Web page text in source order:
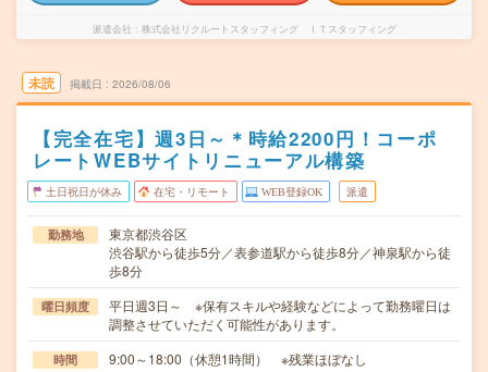
派遣会社 株式会社リクルートスタッフィング ＩＴスタッフィング
未読 掲載日 2026/08/06
【完全在宅】週3日～＊時給2200円！コーポ
レートWEBサイトリニューアル構築
土日祝日が休み 在宅・リモート WEB登録OK 派遣
勤務地
東京都渋谷区
渋谷駅から徒歩5分／表参道駅から徒歩8分／神泉駅から徒
歩8分
曜日頻度
平日週3日～ ※保有スキルや経験などによって勤務曜日は
調整させていただく可能性があります。
時間 9:00～18:00（休憩1時間） ※残業ほぼなし